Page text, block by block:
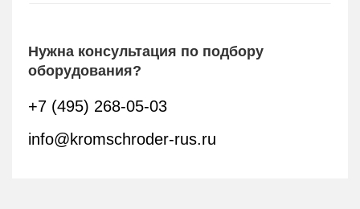
Нужна консультация по подбору
оборудования?
+7 (495) 268-05-03
info@kromschroder-rus.ru